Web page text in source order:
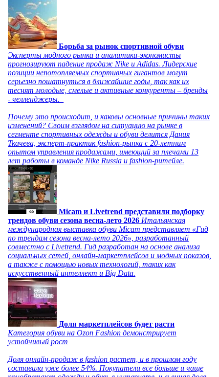
Борьба за рынок спортивной обуви
Эксперты модного рынка и аналитики-экономисты
прогнозируют падение продаж Nike и Adidas. Лидерские
позиции непотопляемых спортивных гигантов могут
серьезно пошатнуться в ближайшие годы, так как их
теснят молодые, смелые и активные конкуренты – бренды
- челленджеры.
Почему это происходит, и каковы основные причины таких
изменений? Своим взглядом на ситуацию на рынке в
сегменте спортивных одежды и обуви делится Дания
Ткачева, эксперт-практик fashion-рынка с 20-летним
опытом управления продажами, имеющий за плечами 13
лет работы в команде Nike Russia и fashion-ритейле.
Micam и Livetrend представили подборку
трендов обуви сезона весна-лето 2026 Итальянская
международная выставка обуви Micam представляет «Гид
по трендам сезона весна-лето 2026», разработанный
совместно с Livetrend. Гид разработан на основе анализа
социальных сетей, онлайн-маркетплейсов и модных показов,
а также с помощью новых технологий, таких как
искусственный интеллект и Big Data.
Доля маркетплейсов будет расти
Категория обуви на Ozon Fashion демонстрирует
устойчивый рост
Доля онлайн-продаж в fashion растет, и в прошлом году
составила уже более 54%. Покупатели все больше и чаще